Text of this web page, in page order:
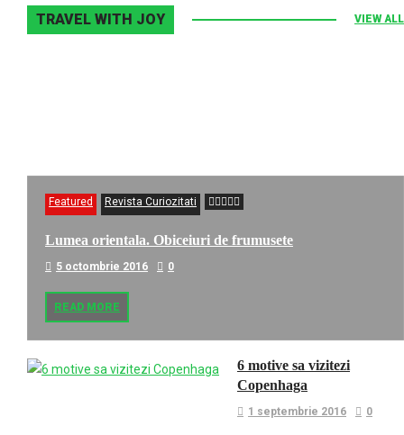
TRAVEL WITH JOY VIEW ALL
Featured Revista Curiozitati
Lumea orientala. Obiceiuri de frumusete
5 octombrie 2016 0
READ MORE
6 motive sa vizitezi
Copenhaga
1 septembrie 2016 0